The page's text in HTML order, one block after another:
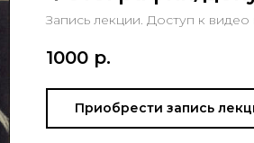
Запись лекции. Доступ к видео
1000 р.
Приобрести запись